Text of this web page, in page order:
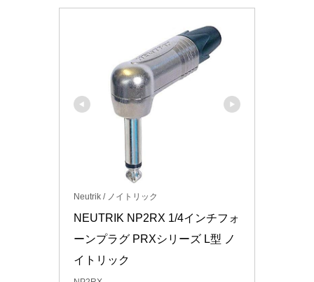
Neutrik / ノイトリック
NEUTRIK NP2RX 1/4インチフォ
ーンプラグ PRXシリーズ L型 ノ
イトリック